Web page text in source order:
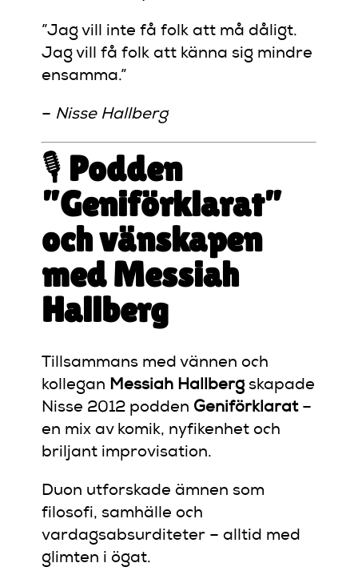
”Jag vill inte få folk att må dåligt.
Jag vill få folk att känna sig mindre
ensamma.”
– Nisse Hallberg
🎙️ Podden
”Geniförklarat”
och vänskapen
med Messiah
Hallberg
Tillsammans med vännen och
kollegan Messiah Hallberg skapade
Nisse 2012 podden Geniförklarat–
en mix av komik, nyfikenhet och
briljant improvisation.
Duon utforskade ämnen som
filosofi, samhälle och
vardagsabsurditeter – alltid med
glimten i ögat.